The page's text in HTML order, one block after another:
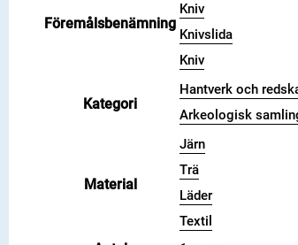
Föremålsbenämning
Kniv
Knivslida
Kniv
Kategori
Hantverk och
Arkeologisk
Material
Järn
Trä
Läder
Textil